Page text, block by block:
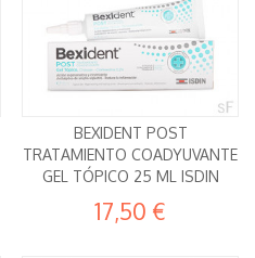
BEXIDENT POST
TRATAMIENTO COADYUVANTE
GEL TÓPICO 25 ML ISDIN
17,50 €